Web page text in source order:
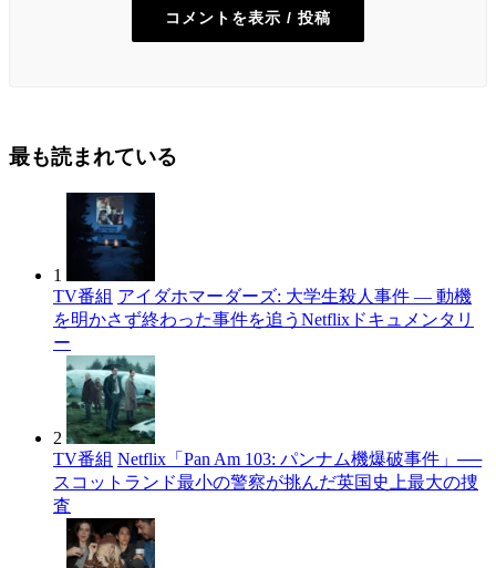
コメントを表示 / 投稿
最も読まれている
1
TV番組 アイダホマーダーズ: 大学生殺人事件 — 動機
を明かさず終わった事件を追うNetflixドキュメンタリ
ー
2
TV番組 Netflix「Pan Am 103: パンナム機爆破事件」──
スコットランド最小の警察が挑んだ英国史上最大の捜
査